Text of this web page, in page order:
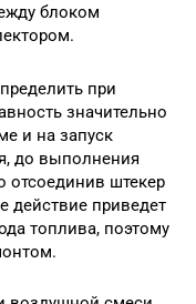
блоком
при
значительно
и на запуск
до выполнения
штекер
действие приведет
топлива, поэтому